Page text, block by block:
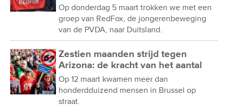
Op donderdag 5 maart trokken we met een
groep van RedFox, de jongerenbeweging
van de PVDA, naar Duitsland.
Zestien maanden strijd tegen
Arizona: de kracht van het aantal
Op 12 maart kwamen meer dan
honderdduizend mensen in Brussel op
straat.